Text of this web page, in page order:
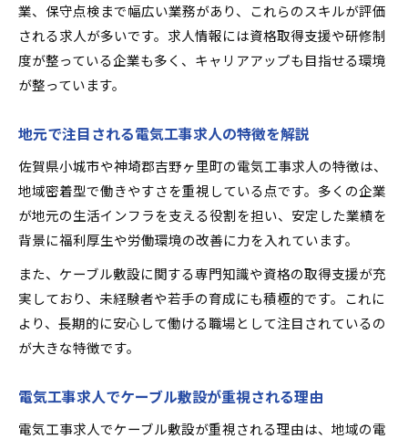
電気工事士資格を取得できる求人の探し方
スキルアップしやすい電気工事求人特集
資格取得後も成長できる電気工事求人
未経験者歓迎の電気工事求人が増加中
初めてでも安心な電気工事求人の選び方
未経験から成長できる電気工事求人事例
電気工事求人で未経験者が評価される理由
業、保守点検まで幅広い業務があり、これらのスキルが評価
される求人が多いです。求人情報には資格取得支援や研修制
度が整っている企業も多く、キャリアアップも目指せる環境
が整っています。
地元で注目される電気工事求人の特徴を解説
佐賀県小城市や神埼郡吉野ヶ里町の電気工事求人の特徴は、
地域密着型で働きやすさを重視している点です。多くの企業
が地元の生活インフラを支える役割を担い、安定した業績を
背景に福利厚生や労働環境の改善に力を入れています。
また、ケーブル敷設に関する専門知識や資格の取得支援が充
実しており、未経験者や若手の育成にも積極的です。これに
より、長期的に安心して働ける職場として注目されているの
が大きな特徴です。
電気工事求人でケーブル敷設が重視される理由
電気工事求人でケーブル敷設が重視される理由は、地域の電